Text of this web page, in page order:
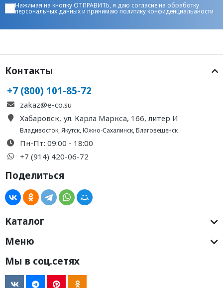
Нажимая на кнопку ОТПРАВИТЬ, я даю согласие на обработку
персональных данныхи принимаюполитику конфиденциальаности
Контакты
+7 (800) 101-85-72
zakaz@e-co.su
Хабаровск, ул. Карла Маркса, 166, литер И
Владивосток,Якутск,Южно-Сахалинск,Благовещенск
Пн-Пт: 09:00 - 18:00
+7 (914) 420-06-72
Поделиться
Каталог
Меню
Мы в соц.сетях